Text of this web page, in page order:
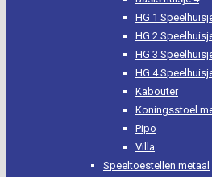
HG 1
HG 2
HG 3
HG 4
Kabouter
Koningsstoel
Pipo
Villa
Speeltoestellen metaal